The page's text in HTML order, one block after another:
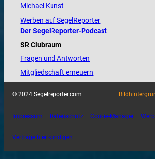
Michael Kunst
Werben auf SegelReporter
Der SegelReporter-Podcast
SR Clubraum
Fragen und Antworten
Mitgliedschaft erneuern
© 2024 Segelreporter.com
Impressum Datenschutz Cookie-Manager
Verträge hier kündigen